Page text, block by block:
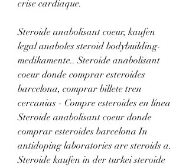
crise cardiaque.
Steroide anabolisant coeur, kaufen
legal anaboles steroid bodybuilding-
medikamente.. Steroide anabolisant
coeur donde comprar esteroides
barcelona, comprar billete tren
cercanias - Compre esteroides en línea
Steroide anabolisant coeur donde
comprar esteroides barcelona In
antidoping laboratories are steroids a.
Steroide kaufen in der turkei steroide